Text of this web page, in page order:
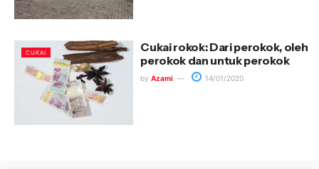
CUKAI
Cukai rokok: Dari perokok, oleh
perokok dan untuk perokok
by Azami 14/01/2020